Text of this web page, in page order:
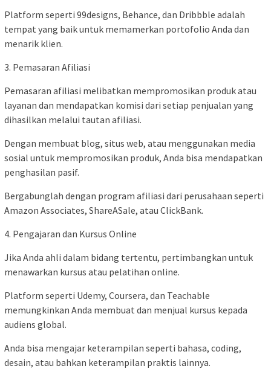
Platform seperti 99designs, Behance, dan Dribbble adalah
tempat yang baik untuk memamerkan portofolio Anda dan
menarik klien.
3. Pemasaran Afiliasi
Pemasaran afiliasi melibatkan mempromosikan produk atau
layanan dan mendapatkan komisi dari setiap penjualan yang
dihasilkan melalui tautan afiliasi.
Dengan membuat blog, situs web, atau menggunakan media
sosial untuk mempromosikan produk, Anda bisa mendapatkan
penghasilan pasif.
Bergabunglah dengan program afiliasi dari perusahaan seperti
Amazon Associates, ShareASale, atau ClickBank.
4. Pengajaran dan Kursus Online
Jika Anda ahli dalam bidang tertentu, pertimbangkan untuk
menawarkan kursus atau pelatihan online.
Platform seperti Udemy, Coursera, dan Teachable
memungkinkan Anda membuat dan menjual kursus kepada
audiens global.
Anda bisa mengajar keterampilan seperti bahasa, coding,
desain, atau bahkan keterampilan praktis lainnya.